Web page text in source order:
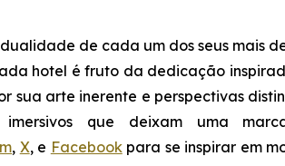
de cada um dos seus mais
hotel é fruto da dedicação
sua arte inerente e perspectivas
que deixam uma
, X, e Facebookpara se inspirar em